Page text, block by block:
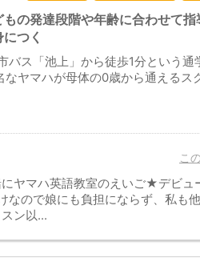
もの発達段階や年齢に合わせて
つく
バス「池上」から徒歩1分という通
ヤマハが母体の0歳から通えるス
こ
ヤマハ英語教室のえいご★デビュ
なので娘にも負担にならず、私も
ン以...